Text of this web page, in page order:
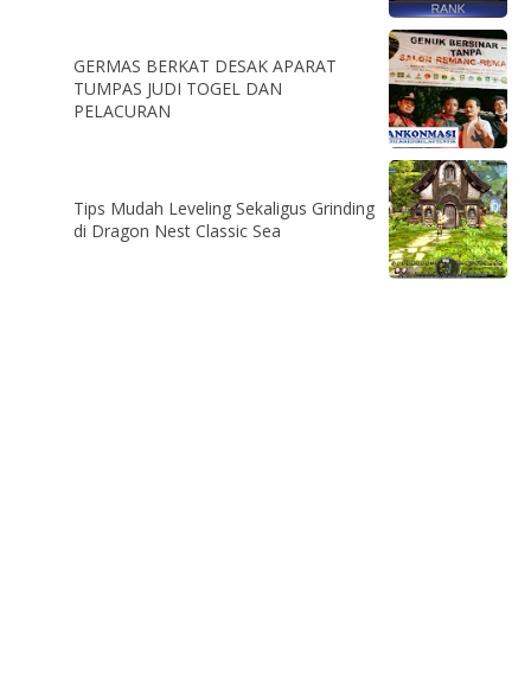
GERMAS BERKAT DESAK APARAT
TUMPAS JUDI TOGEL DAN
PELACURAN
Tips Mudah Leveling Sekaligus Grinding
di Dragon Nest Classic Sea